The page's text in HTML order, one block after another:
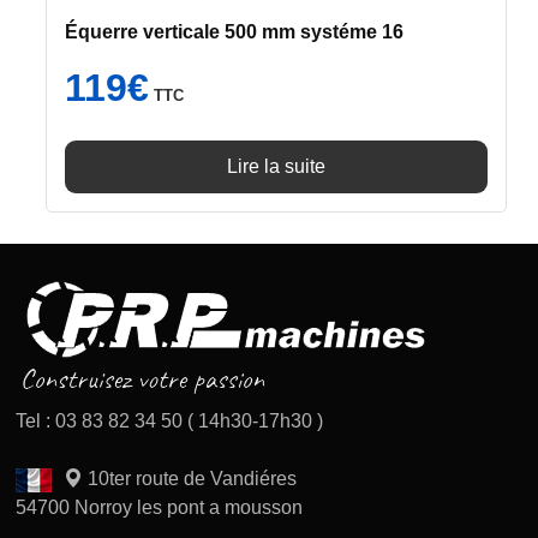
Équerre verticale 500 mm systéme 16
119€ TTC
Lire la suite
Tel : 03 83 82 34 50 ( 14h30-17h30 )
10ter route de Vandiéres
54700 Norroy les pont a mousson